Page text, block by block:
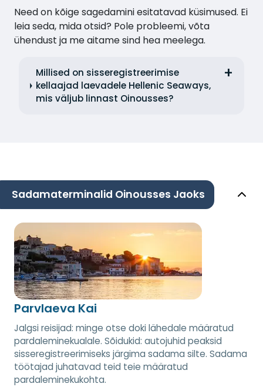
Need on kõige sagedamini esitatavad küsimused. Ei
leia seda, mida otsid? Pole probleemi, võta
ühendust ja me aitame sind hea meelega.
Millised on sisseregistreerimise
kellaajad laevadele Hellenic Seaways,
mis väljub linnast Oinousses?
Sadamaterminalid Oinousses Jaoks
Parvlaeva Kai
Jalgsi reisijad: minge otse doki lähedale määratud
pardaleminekualale. Sõidukid: autojuhid peaksid
sisseregistreerimiseks järgima sadama silte. Sadama
töötajad juhatavad teid teie määratud
pardaleminekukohta.